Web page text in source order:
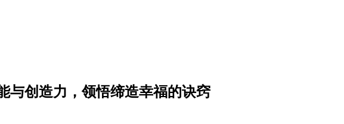
与创造力，领悟缔造幸福的诀窍